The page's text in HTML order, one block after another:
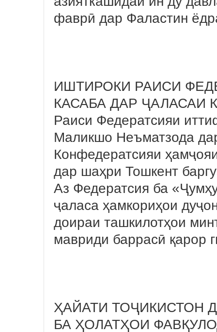
фаврӣ дар Фаластин
ИШТИРОКИ РАИСИ
КАСАБА ДАР ҶАЛАСАИ
Раиси Федератсияи
Маликшо Неъматзода
Конфедератсияи
дар шаҳри Тошкент
Аз Федератсия ба
ҷаласа ҳамкориҳои
доираи ташкилотҳои
мавриди баррасӣ қарор
ҲАЙАТИ ТОҶИКИСТОН
БА ҲОЛАТҲОИ